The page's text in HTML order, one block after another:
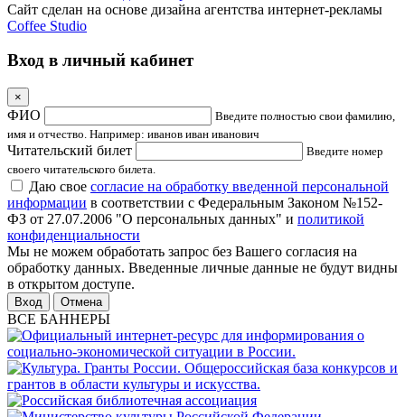
Сайт сделан на основе дизайна агентства интернет-рекламы
Coffee Studio
Вход в личный кабинет
×
ФИО
Введите полностью свои фамилию,
имя и отчество. Например: иванов иван иванович
Читательский билет
Введите номер
своего читательского билета.
Даю свое согласие на обработку введенной персональной
информации в соответствии с Федеральным Законом №152-
ФЗ от 27.07.2006 "О персональных данных" и политикой
конфиденциальности
Мы не можем обработать запрос без Вашего согласия на
обработку данных. Введенные личные данные не будут видны
в открытом доступе.
Отмена
ВСЕ БАННЕРЫ